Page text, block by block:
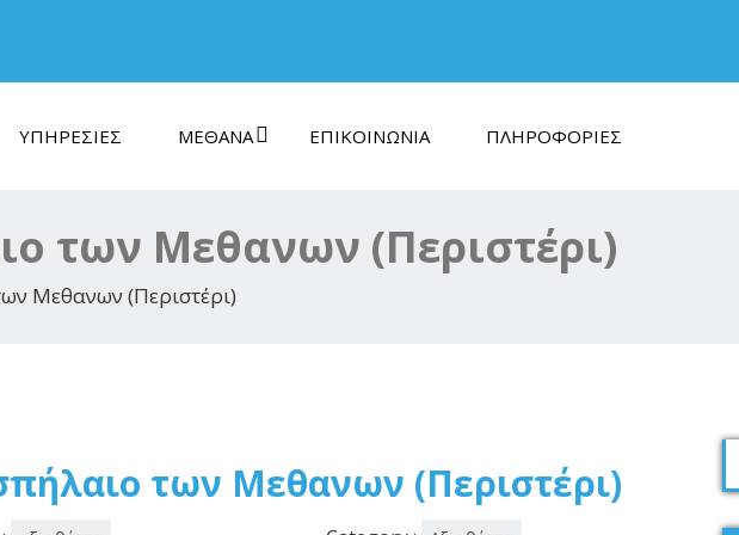
ΥΠΗΡΕΣΊΕΣ ΜΈΘΑΝΑ ΕΠΙΚΟΙΝΩΝΊΑ ΠΛΗΡΟΦΟΡΊΕΣ
των Μεθανων (Περιστέρι)
Μεθανων (Περιστέρι)
των Μεθανων (Περιστέρι)